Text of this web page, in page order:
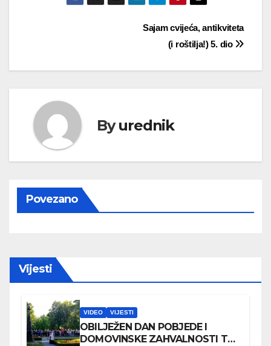
Sajam cvijeća, antikviteta
(i roštilja!) 5. dio
Byurednik
Povezano
Vijesti
VIDEO VIJESTI
OBILJEŽEN DAN POBJEDE I
DOMOVINSKE ZAHVALNOSTI TE